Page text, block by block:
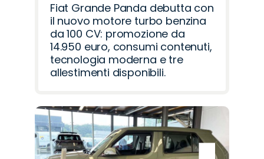
Fiat Grande Panda debutta con
il nuovo motore turbo benzina
da 100 CV: promozione da
14.950 euro, consumi contenuti,
tecnologia moderna e tre
allestimenti disponibili.